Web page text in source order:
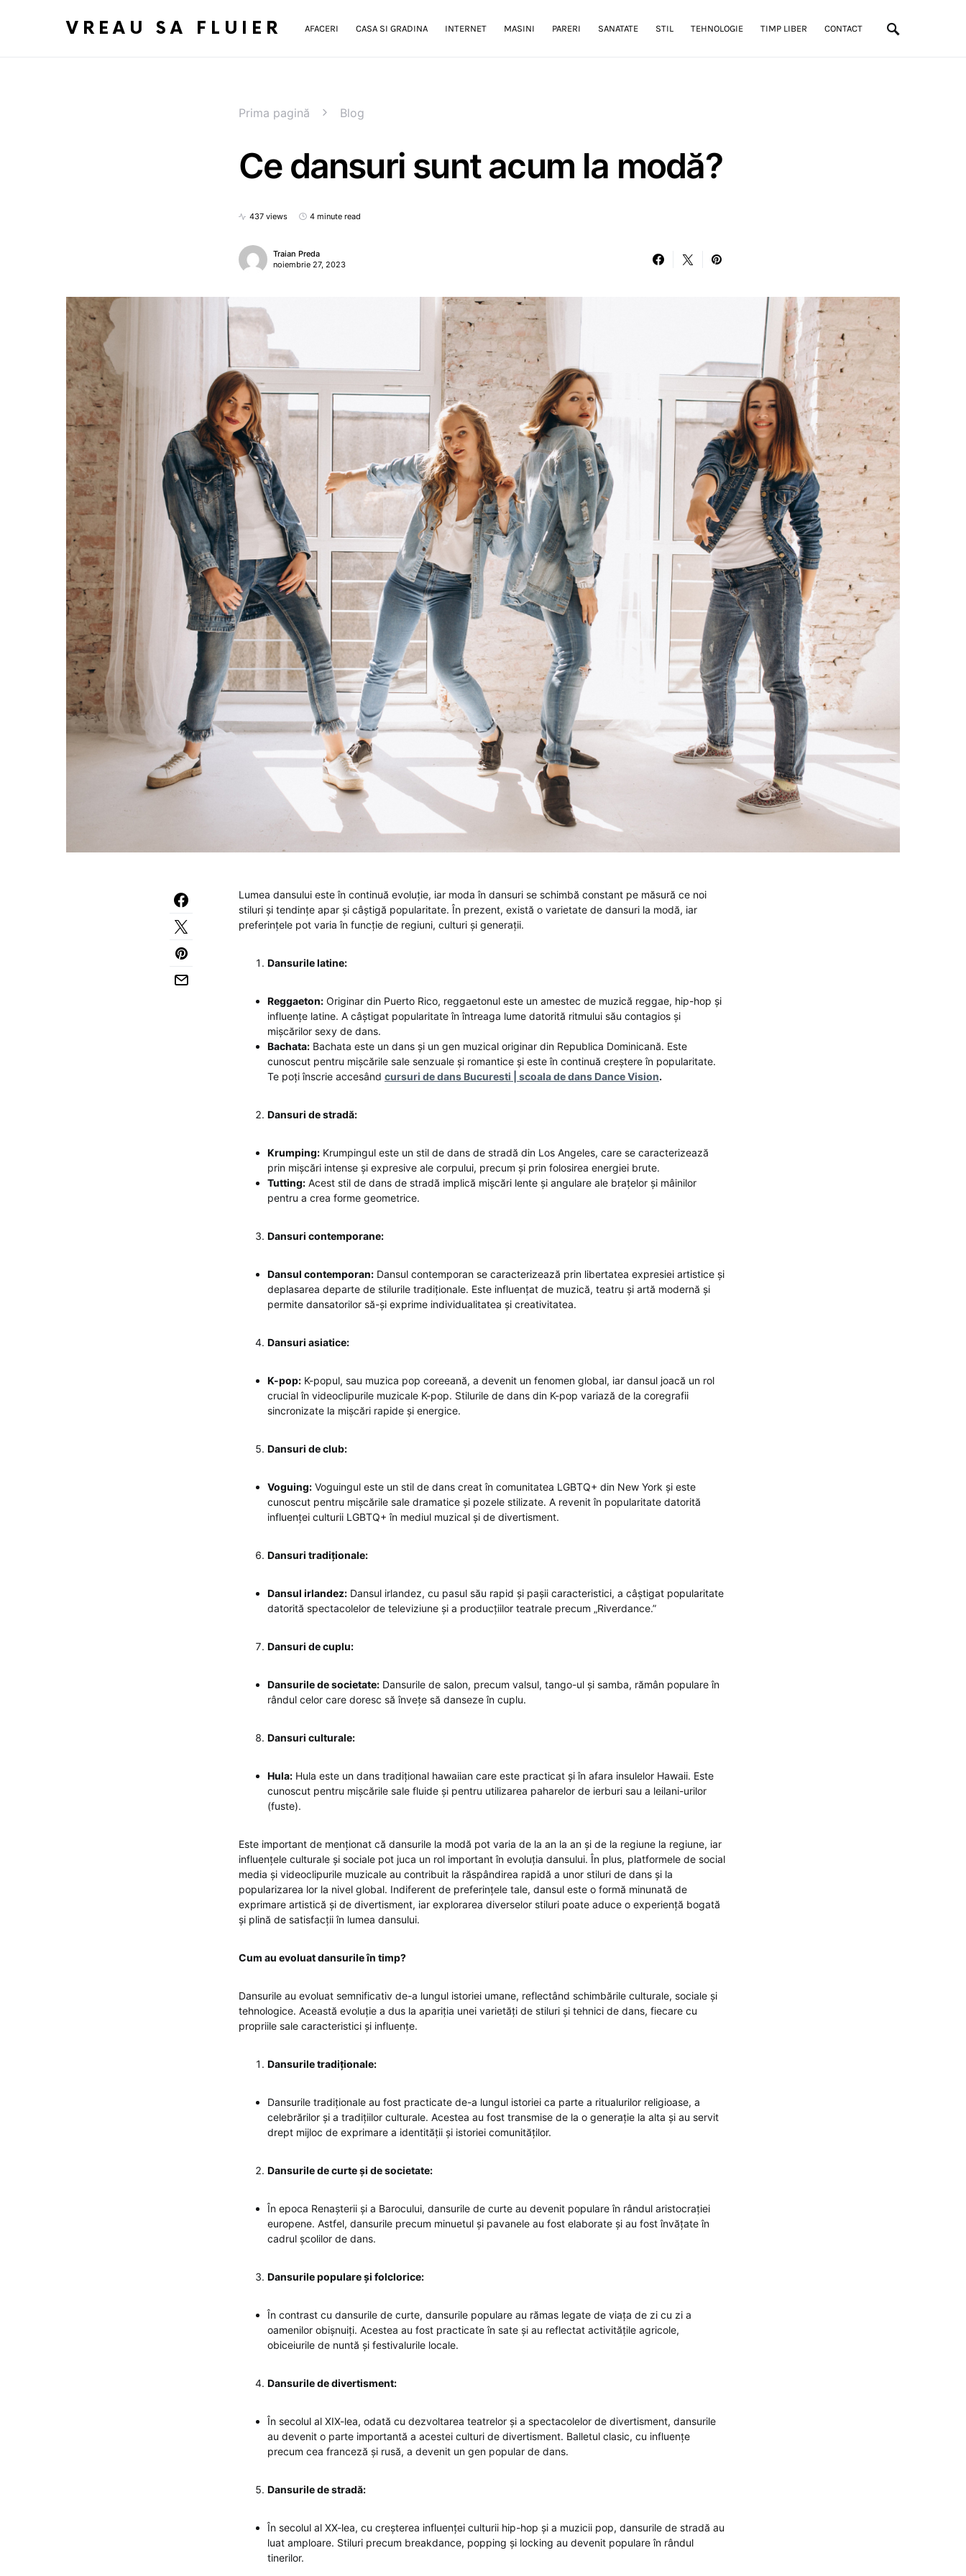
VREAU SA FLUIER AFACERI CASA SI GRADINA INTERNET MASINI PARERI SANATATE STIL TEHNOLOGIE TIMP LIBER CONTACT
Prima pagină Blog
Ce dansuri sunt acum la modă?
437 views 4 minute read
Traian Preda
noiembrie 27, 2023
Lumea dansului este în continuă evoluție, iar moda în dansuri se schimbă constant pe măsură ce noi
stiluri și tendințe apar și câștigă popularitate. În prezent, există o varietate de dansuri la modă, iar
preferințele pot varia în funcție de regiuni, culturi și generații.
Dansurile latine:
Reggaeton: Originar din Puerto Rico, reggaetonul este un amestec de muzică reggae, hip-hop și
influențe latine. A câștigat popularitate în întreaga lume datorită ritmului său contagios și
mișcărilor sexy de dans.
Bachata: Bachata este un dans și un gen muzical originar din Republica Dominicană. Este
cunoscut pentru mișcările sale senzuale și romantice și este în continuă creștere în popularitate.
Te poți înscrie accesând cursuri de dans Bucuresti | scoala de dans Dance Vision.
Dansuri de stradă:
Krumping: Krumpingul este un stil de dans de stradă din Los Angeles, care se caracterizează
prin mișcări intense și expresive ale corpului, precum și prin folosirea energiei brute.
Tutting: Acest stil de dans de stradă implică mișcări lente și angulare ale brațelor și mâinilor
pentru a crea forme geometrice.
Dansuri contemporane:
Dansul contemporan: Dansul contemporan se caracterizează prin libertatea expresiei artistice și
deplasarea departe de stilurile tradiționale. Este influențat de muzică, teatru și artă modernă și
permite dansatorilor să-și exprime individualitatea și creativitatea.
Dansuri asiatice:
K-pop: K-popul, sau muzica pop coreeană, a devenit un fenomen global, iar dansul joacă un rol
crucial în videoclipurile muzicale K-pop. Stilurile de dans din K-pop variază de la coregrafii
sincronizate la mișcări rapide și energice.
Dansuri de club:
Voguing: Voguingul este un stil de dans creat în comunitatea LGBTQ+ din New York și este
cunoscut pentru mișcările sale dramatice și pozele stilizate. A revenit în popularitate datorită
influenței culturii LGBTQ+ în mediul muzical și de divertisment.
Dansuri tradiționale:
Dansul irlandez: Dansul irlandez, cu pasul său rapid și pașii caracteristici, a câștigat popularitate
datorită spectacolelor de televiziune și a producțiilor teatrale precum „Riverdance.”
Dansuri de cuplu:
Dansurile de societate: Dansurile de salon, precum valsul, tango-ul și samba, rămân populare în
rândul celor care doresc să învețe să danseze în cuplu.
Dansuri culturale:
Hula: Hula este un dans tradițional hawaiian care este practicat și în afara insulelor Hawaii. Este
cunoscut pentru mișcările sale fluide și pentru utilizarea paharelor de ierburi sau a leilani-urilor
(fuste).
Este important de menționat că dansurile la modă pot varia de la an la an și de la regiune la regiune, iar
influențele culturale și sociale pot juca un rol important în evoluția dansului. În plus, platformele de social
media și videoclipurile muzicale au contribuit la răspândirea rapidă a unor stiluri de dans și la
popularizarea lor la nivel global. Indiferent de preferințele tale, dansul este o formă minunată de
exprimare artistică și de divertisment, iar explorarea diverselor stiluri poate aduce o experiență bogată
și plină de satisfacții în lumea dansului.
Cum au evoluat dansurile în timp?
Dansurile au evoluat semnificativ de-a lungul istoriei umane, reflectând schimbările culturale, sociale și
tehnologice. Această evoluție a dus la apariția unei varietăți de stiluri și tehnici de dans, fiecare cu
propriile sale caracteristici și influențe.
Dansurile tradiționale:
Dansurile tradiționale au fost practicate de-a lungul istoriei ca parte a ritualurilor religioase, a
celebrărilor și a tradițiilor culturale. Acestea au fost transmise de la o generație la alta și au servit
drept mijloc de exprimare a identității și istoriei comunităților.
Dansurile de curte și de societate:
În epoca Renașterii și a Barocului, dansurile de curte au devenit populare în rândul aristocrației
europene. Astfel, dansurile precum minuetul și pavanele au fost elaborate și au fost învățate în
cadrul școlilor de dans.
Dansurile populare și folclorice:
În contrast cu dansurile de curte, dansurile populare au rămas legate de viața de zi cu zi a
oamenilor obișnuiți. Acestea au fost practicate în sate și au reflectat activitățile agricole,
obiceiurile de nuntă și festivalurile locale.
Dansurile de divertisment:
În secolul al XIX-lea, odată cu dezvoltarea teatrelor și a spectacolelor de divertisment, dansurile
au devenit o parte importantă a acestei culturi de divertisment. Balletul clasic, cu influențe
precum cea franceză și rusă, a devenit un gen popular de dans.
Dansurile de stradă:
În secolul al XX-lea, cu creșterea influenței culturii hip-hop și a muzicii pop, dansurile de stradă au
luat amploare. Stiluri precum breakdance, popping și locking au devenit populare în rândul
tinerilor.